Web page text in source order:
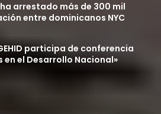
arrestado más de 300 mil
entre dominicanos NYC
participa de conferencia
en el Desarrollo Nacional»